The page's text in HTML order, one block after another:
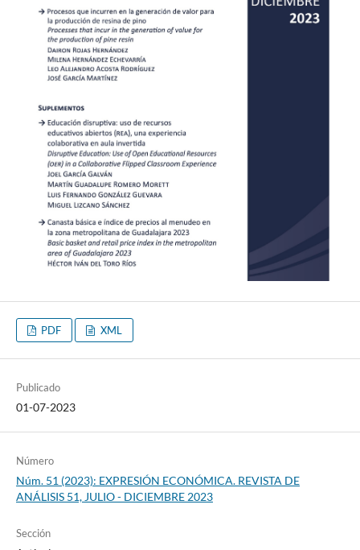
PDF XML
Publicado
01-07-2023
Número
Núm. 51 (2023): EXPRESIÓN ECONÓMICA. REVISTA DE
ANÁLISIS 51, JULIO - DICIEMBRE 2023
Sección